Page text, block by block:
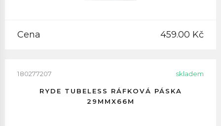
Cena 459.00 Kč
180277207 skladem
RYDE TUBELESS RÁFKOVÁ PÁSKA
29MMX66M